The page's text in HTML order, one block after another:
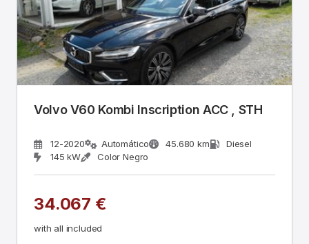
Volvo V60 Kombi Inscription ACC , STH
12-2020 Automático 45.680 km
Diesel
145 kW
Color Negro
34.067 €
with all included